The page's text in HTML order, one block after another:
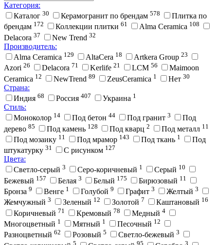
Категория:
Каталог 30 Керамогранит по брендам 578
Плитка по
брендам 172 Коллекции плитки 61 Alma Ceramica 108
Delacora 37 New Trend 32
Производитель:
Alma Ceramica 129 AltaCera 18 Artkera Group 23
Azori 26 Delacora 71 Kerlife 21 LCM 56
Maimoon
Ceramica 12 NewTrend 89 ZeusCeramica 1 Нет 30
Страна:
Индия 68 Россия 407 Украина 1
Стиль:
Моноколор 14 Под бетон 44 Под гранит 3
Под
дерево 85 Под камень 128 Под кварц 2 Под металл 11
Под мозаику 11 Под мрамор 143 Под ткань 1
Под
штукатурку 31 С рисунком 127
Цвета:
Cветло-серый 3 Cеро-коричневый 1 Cерый 10
Бежевый 157 Белая 3 Белый 175 Бирюзовый 11
Бронза 9 Венге 1 Голубой 9 Графит 3 Желтый 3
Жемчужный 3 Зеленый 12 Золотой 7 Каштановый 16
Коричневый 71 Кремовый 78 Медный 4
Многоцветный 1 Мятный 1 Песочный 12
Разноцветный 62 Розовый 5 Светло-бежевый 3
5 95 3